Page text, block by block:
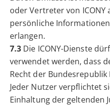
oder Vertreter von
persönliche
erlangen.
7.3 Die ICONY-Dienste
verwendet werden, dass
Recht der
Jeder Nutzer verpflichtet
Einhaltung der geltenden